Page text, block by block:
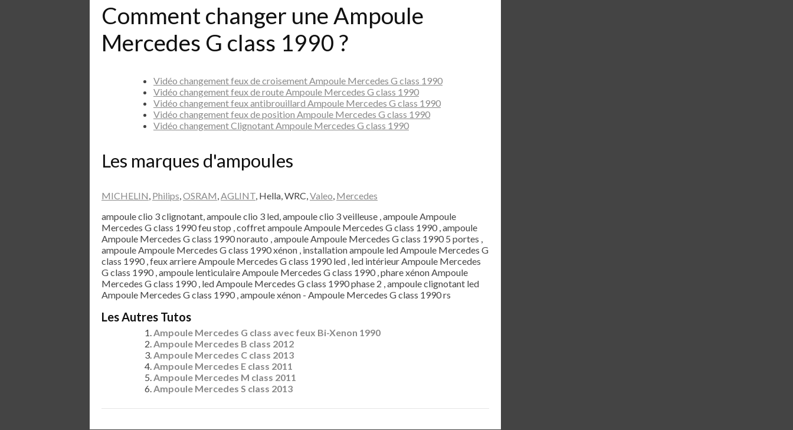
Comment changer une Ampoule
Mercedes G class 1990 ?
Vidéo changement feux de croisement Ampoule Mercedes G class 1990
Vidéo changement feux de route Ampoule Mercedes G class 1990
Vidéo changement feux antibrouillard Ampoule Mercedes G class 1990
Vidéo changement feux de position Ampoule Mercedes G class 1990
Vidéo changement Clignotant Ampoule Mercedes G class 1990
Les marques d'ampoules
MICHELIN, Philips,OSRAM,AGLINT, Hella, WRC,Valeo, Mercedes
ampoule clio 3 clignotant, ampoule clio 3 led, ampoule clio 3 veilleuse , ampoule Ampoule
Mercedes G class 1990 feu stop , coffret ampoule Ampoule Mercedes G class 1990 , ampoule
Ampoule Mercedes G class 1990 norauto , ampoule Ampoule Mercedes G class 1990 5 portes ,
ampoule Ampoule Mercedes G class 1990 xénon , installation ampoule led Ampoule Mercedes G
class 1990 , feux arriere Ampoule Mercedes G class 1990 led , led intérieur Ampoule Mercedes
G class 1990 , ampoule lenticulaire Ampoule Mercedes G class 1990 , phare xénon Ampoule
Mercedes G class 1990 , led Ampoule Mercedes G class 1990 phase 2 , ampoule clignotant led
Ampoule Mercedes G class 1990 , ampoule xénon - Ampoule Mercedes G class 1990 rs
Les Autres Tutos
Ampoule Mercedes G class avec feux Bi-Xenon 1990
Ampoule Mercedes B class 2012
Ampoule Mercedes C class 2013
Ampoule Mercedes E class 2011
Ampoule Mercedes M class 2011
Ampoule Mercedes S class 2013